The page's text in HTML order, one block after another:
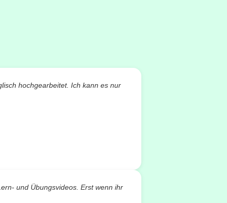
hochgearbeitet. Ich kann es nur
und Übungsvideos. Erst wenn ihr